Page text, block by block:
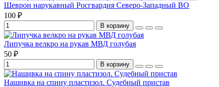
Шеврон нарукавный Росгвардия Северо-Западный ВО
100 ₽
В корзину
Липучка велкро на рукав МВД голубая
50 ₽
В корзину
Нашивка на спину пластизол. Судебный пристав